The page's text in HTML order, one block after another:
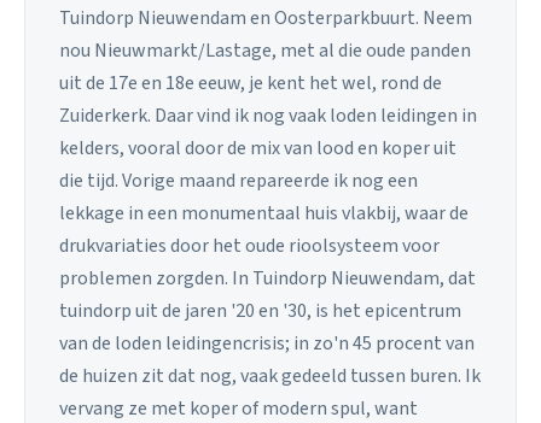
Tuindorp Nieuwendam en Oosterparkbuurt. Neem
nou Nieuwmarkt/Lastage, met al die oude panden
uit de 17e en 18e eeuw, je kent het wel, rond de
Zuiderkerk. Daar vind ik nog vaak loden leidingen in
kelders, vooral door de mix van lood en koper uit
die tijd. Vorige maand repareerde ik nog een
lekkage in een monumentaal huis vlakbij, waar de
drukvariaties door het oude rioolsysteem voor
problemen zorgden. In Tuindorp Nieuwendam, dat
tuindorp uit de jaren '20 en '30, is het epicentrum
van de loden leidingencrisis; in zo'n 45 procent van
de huizen zit dat nog, vaak gedeeld tussen buren. Ik
vervang ze met koper of modern spul, want